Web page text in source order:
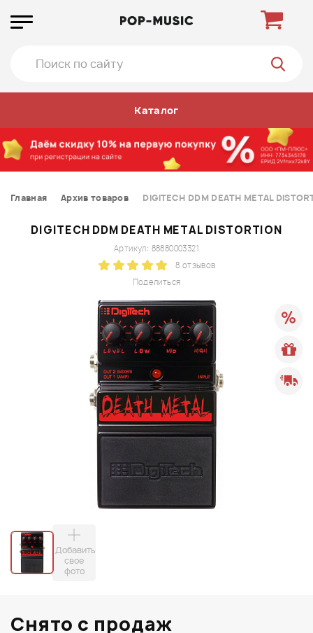
Каталог
Главная Архив товаров DIGITECH DDM DEATH METAL
DIGITECH DDM DEATH METAL DISTORTION
Поделиться
Артикул: 88880003321
8 отзывов
Добавить
свое
фото
Снято с продаж